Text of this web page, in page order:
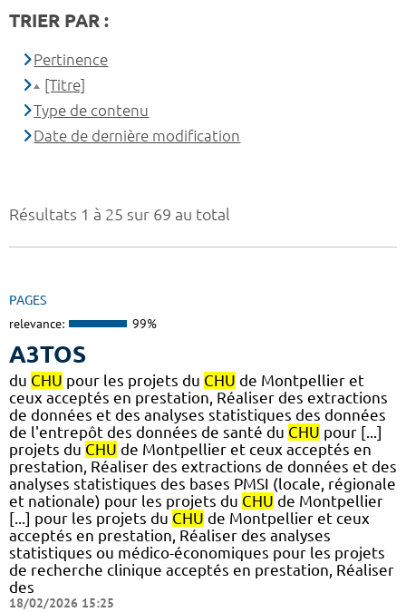
Résultats 1 à 25 sur 69 au total
PAGES
relevance: 99%
A3TOS
du CHU pour les projets du CHU de Montpellier et
ceux acceptés en prestation, Réaliser des extractions
de données et des analyses statistiques des données
de l'entrepôt des données de santé du CHU pour [...]
projets du CHU de Montpellier et ceux acceptés en
prestation, Réaliser des extractions de données et des
analyses statistiques des bases PMSI (locale, régionale
et nationale) pour les projets du CHU de Montpellier
[...] pour les projets du CHU de Montpellier et ceux
acceptés en prestation, Réaliser des analyses
statistiques ou médico-économiques pour les projets
de recherche clinique acceptés en prestation, Réaliser
des
18/02/2026 15:25
TRIER PAR :
Pertinence
[Titre]
Type de contenu
Date de dernière modification